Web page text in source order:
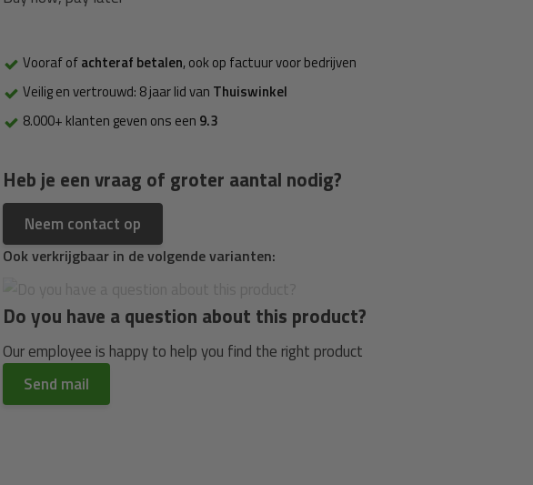
Vooraf ofachteraf betalen, ook op factuur voor bedrijven
Veilig en vertrouwd: 8 jaar lid van Thuiswinkel
8.000+ klanten geven ons een 9.3
Heb je een vraag of groter aantal nodig?
Neem contact op
Ook verkrijgbaar in de volgende varianten:
Do you have a question about this product?
Our employee is happy to help you find the right product
Send mail